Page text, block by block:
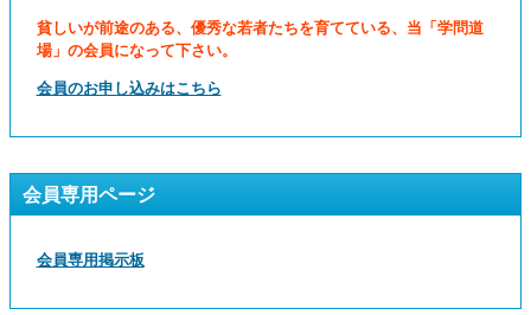
貧しいが前途のある、優秀な若者たちを育てている、当「学問道
場」の会員になって下さい。
会員のお申し込みはこちら
会員専用ページ
会員専用掲示板